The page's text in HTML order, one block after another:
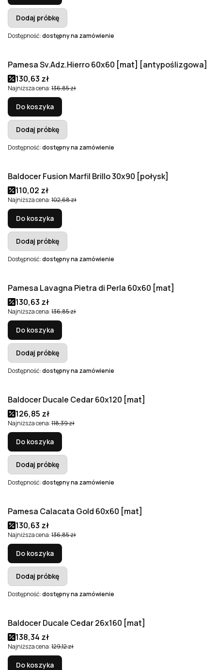
Dodaj próbkę
Dostępność:dostępny na zamówienie
Okazja
Pamesa Sv.Adz.Hierro 60x60 [mat] [antypoślizgowa]
Cena promocyjna
130,63 zł
Najniższa cena:136,85 zł
Do koszyka
Dodaj próbkę
Dostępność:dostępny na zamówienie
Okazja
Baldocer Fusion Marfil Brillo 30x90 [połysk]
Cena promocyjna
110,02 zł
Najniższa cena:102,68 zł
Do koszyka
Dodaj próbkę
Dostępność:dostępny na zamówienie
Okazja
Pamesa Lavagna Pietra di Perla 60x60 [mat]
Cena promocyjna
130,63 zł
Najniższa cena:136,85 zł
Do koszyka
Dodaj próbkę
Dostępność:dostępny na zamówienie
Okazja
Bestseller
Baldocer Ducale Cedar 60x120 [mat]
Cena promocyjna
126,85 zł
Najniższa cena:118,39 zł
Do koszyka
Dodaj próbkę
Dostępność:dostępny na zamówienie
Okazja
Pamesa Calacata Gold 60x60 [mat]
Cena promocyjna
130,63 zł
Najniższa cena:136,85 zł
Do koszyka
Dodaj próbkę
Dostępność:dostępny na zamówienie
Okazja
Baldocer Ducale Cedar 26x160 [mat]
Cena promocyjna
138,34 zł
Najniższa cena:129,12 zł
Do koszyka